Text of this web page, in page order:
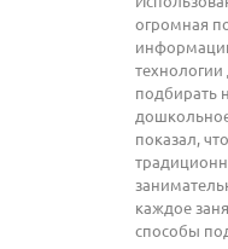
огромная
подбирать
показал,
каждое
способы